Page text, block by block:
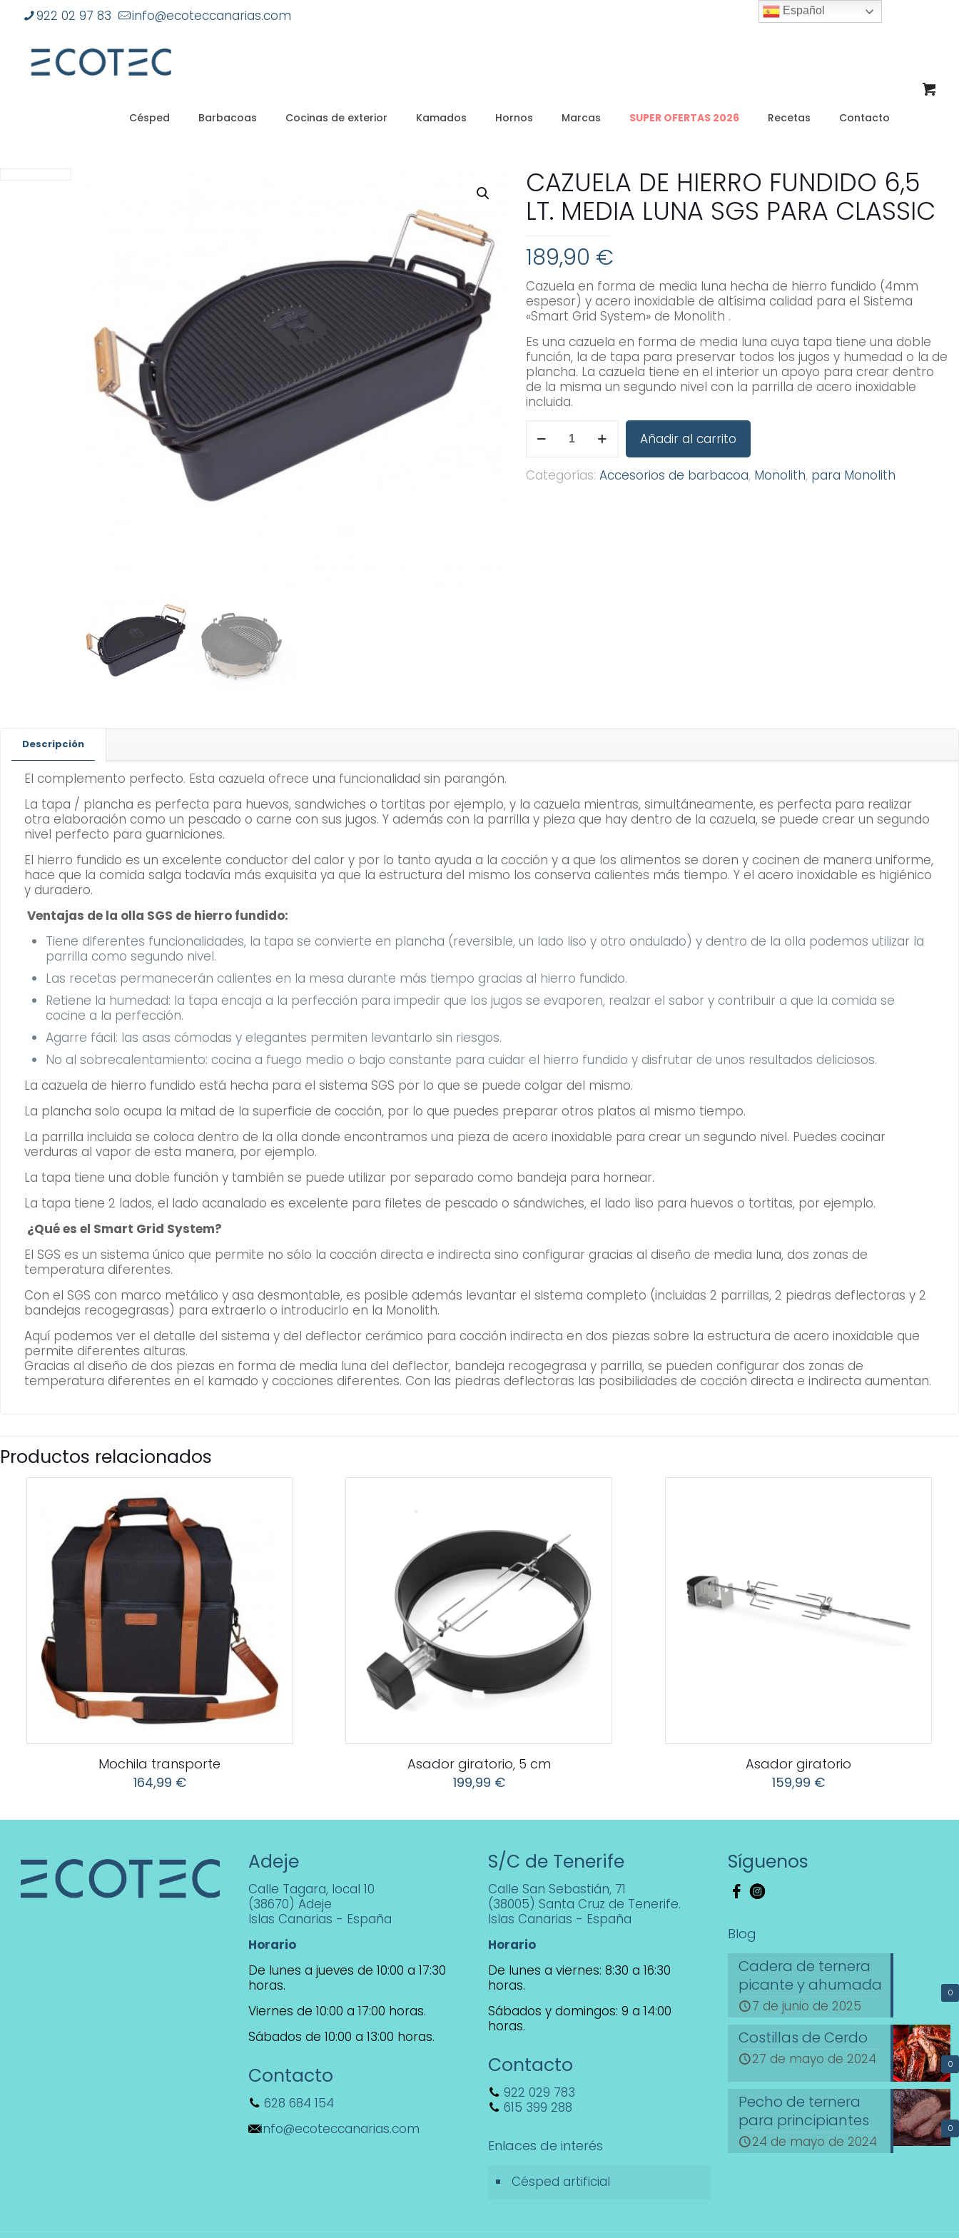
922 02 97 83 info@ecoteccanarias.com
Césped Barbacoas Cocinas de exterior Kamados Hornos Marcas SUPER OFERTAS 2026 Recetas Contacto
CAZUELA DE HIERRO FUNDIDO 6,5
LT. MEDIA LUNA SGS PARA CLASSIC
189,90 €
Cazuela en forma de media luna hecha de hierro fundido (4mm
espesor) y acero inoxidable de altísima calidad para el Sistema
«Smart Grid System» de Monolith .
Es una cazuela en forma de media luna cuya tapa tiene una doble
función, la de tapa para preservar todos los jugos y humedad o la de
plancha. La cazuela tiene en el interior un apoyo para crear dentro
de la misma un segundo nivel con la parrilla de acero inoxidable
incluida.
DE
FUNDIDO
Añadir al carrito
Categorías: Accesorios de barbacoa, Monolith, para Monolith
Descripción
El complemento perfecto. Esta cazuela ofrece una funcionalidad sin parangón.
La tapa / plancha es perfecta para huevos, sandwiches o tortitas por ejemplo, y la cazuela mientras, simultáneamente, es perfecta para realizar
otra elaboración como un pescado o carne con sus jugos. Y además con la parrilla y pieza que hay dentro de la cazuela, se puede crear un segundo
nivel perfecto para guarniciones.
El hierro fundido es un excelente conductor del calor y por lo tanto ayuda a la cocción y a que los alimentos se doren y cocinen de manera uniforme,
hace que la comida salga todavía más exquisita ya que la estructura del mismo los conserva calientes más tiempo. Y el acero inoxidable es higiénico
y duradero.
Ventajas de la olla SGS de hierro fundido:
Tiene diferentes funcionalidades, la tapa se convierte en plancha (reversible, un lado liso y otro ondulado) y dentro de la olla podemos utilizar la
parrilla como segundo nivel.
Las recetas permanecerán calientes en la mesa durante más tiempo gracias al hierro fundido.
Retiene la humedad: la tapa encaja a la perfección para impedir que los jugos se evaporen, realzar el sabor y contribuir a que la comida se
cocine a la perfección.
Agarre fácil: las asas cómodas y elegantes permiten levantarlo sin riesgos.
No al sobrecalentamiento: cocina a fuego medio o bajo constante para cuidar el hierro fundido y disfrutar de unos resultados deliciosos.
La cazuela de hierro fundido está hecha para el sistema SGS por lo que se puede colgar del mismo.
La plancha solo ocupa la mitad de la superficie de cocción, por lo que puedes preparar otros platos al mismo tiempo.
La parrilla incluida se coloca dentro de la olla donde encontramos una pieza de acero inoxidable para crear un segundo nivel. Puedes cocinar
verduras al vapor de esta manera, por ejemplo.
La tapa tiene una doble función y también se puede utilizar por separado como bandeja para hornear.
La tapa tiene 2 lados, el lado acanalado es excelente para filetes de pescado o sándwiches, el lado liso para huevos o tortitas, por ejemplo.
¿Qué es el Smart Grid System?
El SGS es un sistema único que permite no sólo la cocción directa e indirecta sino configurar gracias al diseño de media luna, dos zonas de
temperatura diferentes.
Con el SGS con marco metálico y asa desmontable, es posible además levantar el sistema completo (incluidas 2 parrillas, 2 piedras deflectoras y 2
bandejas recogegrasas) para extraerlo o introducirlo en la Monolith.
Aquí podemos ver el detalle del sistema y del deflector cerámico para cocción indirecta en dos piezas sobre la estructura de acero inoxidable que
permite diferentes alturas.
Gracias al diseño de dos piezas en forma de media luna del deflector, bandeja recogegrasa y parrilla, se pueden configurar dos zonas de
temperatura diferentes en el kamado y cocciones diferentes. Con las piedras deflectoras las posibilidades de cocción directa e indirecta aumentan.
Productos relacionados
Mochila transporte
164,99 €
Asador giratorio, 5 cm
199,99 €
Asador giratorio
159,99 €
Adeje
Calle Tagara, local 10
(38670) Adeje
Islas Canarias - España
Horario
De lunes a jueves de 10:00 a 17:30
horas.
Viernes de 10:00 a 17:00 horas.
Sábados de 10:00 a 13:00 horas.
Contacto
628 684 154
info@ecoteccanarias.com
S/C de Tenerife
Calle San Sebastián, 71
(38005) Santa Cruz de Tenerife.
Islas Canarias - España
Horario
De lunes a viernes: 8:30 a 16:30
horas.
Sábados y domingos: 9 a 14:00
horas.
Contacto
922 029 783
615 399 288
Enlaces de interés
Césped artificial
Síguenos
Blog
0
Cadera de ternera
picante y ahumada
7 de junio de 2025
0
Costillas de Cerdo
27 de mayo de 2024
0
Pecho de ternera
para principiantes
24 de mayo de 2024
Español